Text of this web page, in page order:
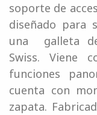
soporte de
diseñado para
una galleta
Swiss. Viene
funciones
cuenta con
zapata.